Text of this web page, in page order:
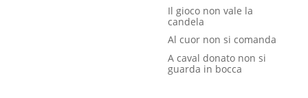
Il gioco non vale la
candela
Al cuor non si comanda
A caval donato non si
guarda in bocca